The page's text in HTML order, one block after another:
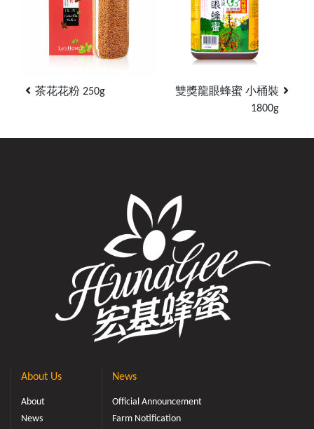
茶花花粉 250g
雙獎龍眼蜂蜜 小桶裝
1800g
About Us
About
News
News
Official Announcement
Farm Notification